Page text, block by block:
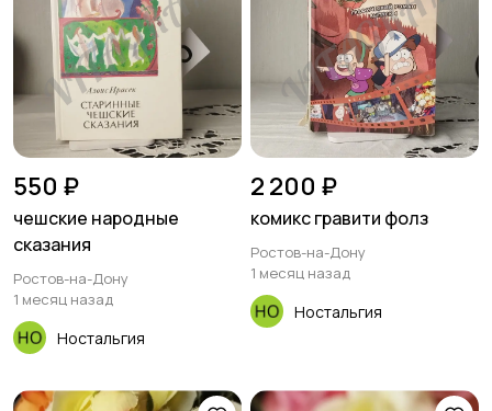
550 ₽
чешские народные
сказания
Ростов-на-Дону
1 месяц назад
Ностальгия
2 200 ₽
комикс гравити фолз
Ростов-на-Дону
1 месяц назад
Ностальгия